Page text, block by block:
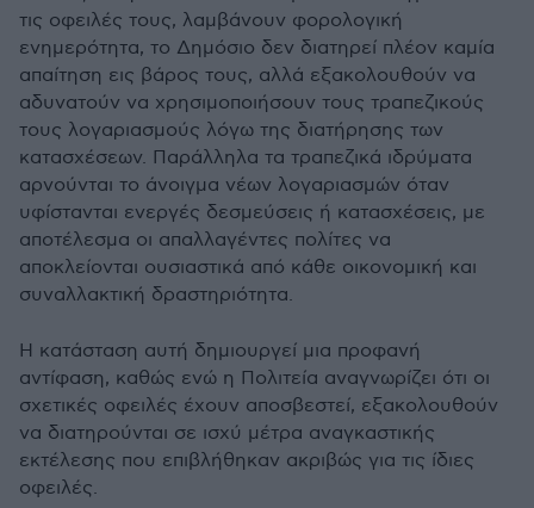
τις οφειλές τους, λαμβάνουν φορολογική
ενημερότητα, το Δημόσιο δεν διατηρεί πλέον καμία
απαίτηση εις βάρος τους, αλλά εξακολουθούν να
αδυνατούν να χρησιμοποιήσουν τους τραπεζικούς
τους λογαριασμούς λόγω της διατήρησης των
κατασχέσεων. Παράλληλα τα τραπεζικά ιδρύματα
αρνούνται το άνοιγμα νέων λογαριασμών όταν
υφίστανται ενεργές δεσμεύσεις ή κατασχέσεις, με
αποτέλεσμα οι απαλλαγέντες πολίτες να
αποκλείονται ουσιαστικά από κάθε οικονομική και
συναλλακτική δραστηριότητα.
Η κατάσταση αυτή δημιουργεί μια προφανή
αντίφαση, καθώς ενώ η Πολιτεία αναγνωρίζει ότι οι
σχετικές οφειλές έχουν αποσβεστεί, εξακολουθούν
να διατηρούνται σε ισχύ μέτρα αναγκαστικής
εκτέλεσης που επιβλήθηκαν ακριβώς για τις ίδιες
οφειλές.